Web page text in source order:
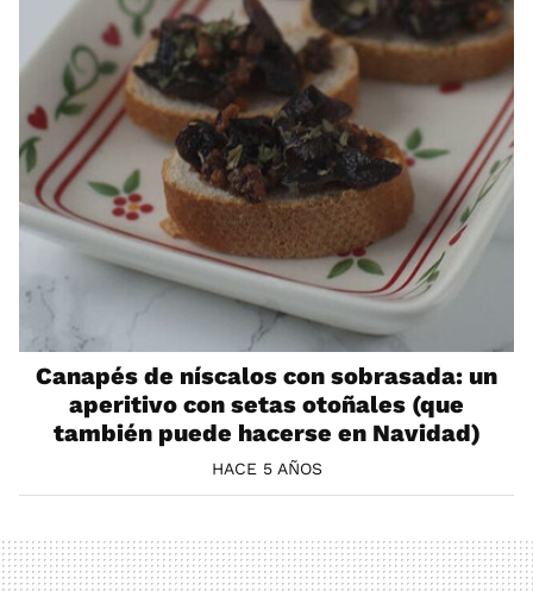
Canapés de níscalos con sobrasada: un
aperitivo con setas otoñales (que
también puede hacerse en Navidad)
HACE 5 AÑOS